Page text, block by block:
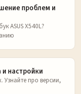
проблем и
ASUS X540L?
настройки
Узнайте про версии,